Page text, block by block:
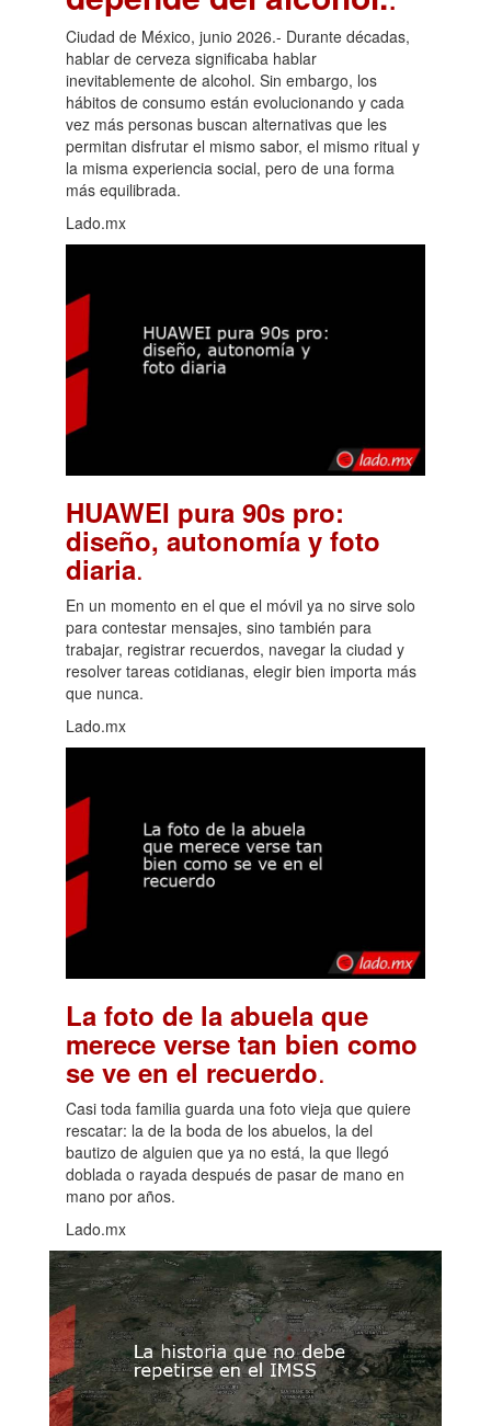
Ciudad de México, junio 2026.- Durante décadas,
hablar de cerveza significaba hablar
inevitablemente de alcohol. Sin embargo, los
hábitos de consumo están evolucionando y cada
vez más personas buscan alternativas que les
permitan disfrutar el mismo sabor, el mismo ritual y
la misma experiencia social, pero de una forma
más equilibrada.
Lado.mx
HUAWEI pura 90s pro:
diseño, autonomía y foto
diaria.
En un momento en el que el móvil ya no sirve solo
para contestar mensajes, sino también para
trabajar, registrar recuerdos, navegar la ciudad y
resolver tareas cotidianas, elegir bien importa más
que nunca.
Lado.mx
La foto de la abuela que
merece verse tan bien como
se ve en el recuerdo.
Casi toda familia guarda una foto vieja que quiere
rescatar: la de la boda de los abuelos, la del
bautizo de alguien que ya no está, la que llegó
doblada o rayada después de pasar de mano en
mano por años.
Lado.mx